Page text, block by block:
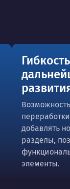
добавлять
разделы,
элементы.